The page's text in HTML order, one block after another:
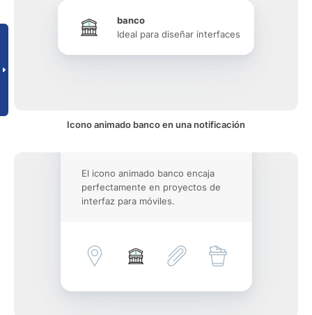
banco
Ideal para diseñar interfaces
Icono animado banco en una notificación
El icono animado banco encaja
perfectamente en proyectos de
interfaz para móviles.